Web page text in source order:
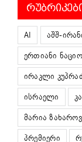
AI აშშ-
ერთიანი
ირაკლი
ისრაელი
მარია
პრემიერი